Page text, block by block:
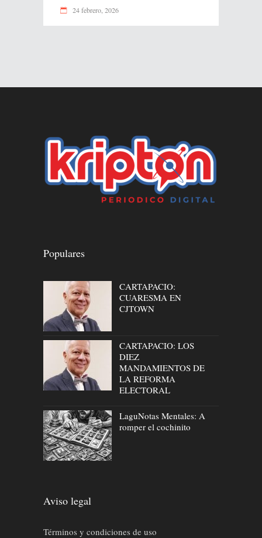
24 febrero, 2026
Populares
CARTAPACIO:
CUARESMA EN
CJTOWN
CARTAPACIO: LOS
DIEZ
MANDAMIENTOS DE
LA REFORMA
ELECTORAL
LaguNotas Mentales: A
romper el cochinito
Aviso legal
Términos y condiciones de uso